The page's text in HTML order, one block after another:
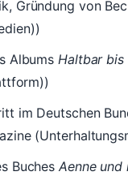
Gründung von
AlbumsHaltbar bis
im Deutschen
BuchesAenne und